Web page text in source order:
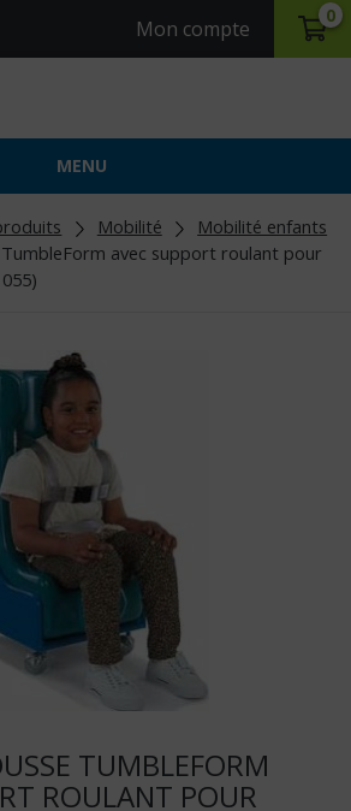
Mon compte
0
MENU
Mobilité
Mobilité enfants
TumbleForm avec support roulant pour
TUMBLEFORM
ROULANT POUR